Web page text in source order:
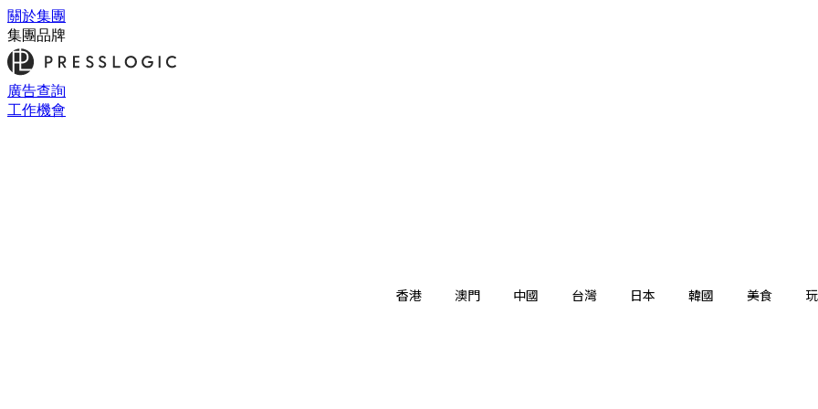
關於集團
集團品牌
廣告查詢
工作機會
香港 澳門 中國 台灣 日本 韓國 美食